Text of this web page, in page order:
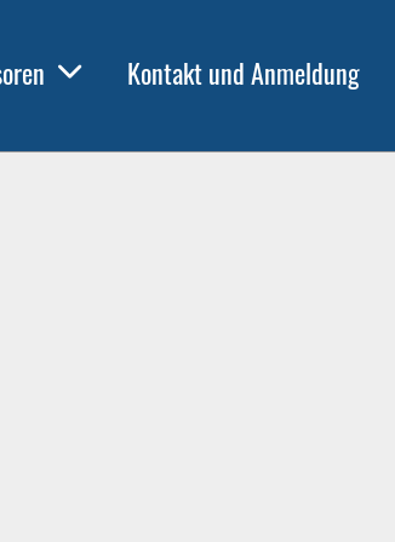
Kontakt und Anmeldung